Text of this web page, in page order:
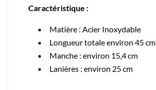
Caractéristique :
Matière : Acier Inoxydable
Longueur totale environ 45 cm
Manche : environ 15,4 cm
Lanières : environ 25 cm